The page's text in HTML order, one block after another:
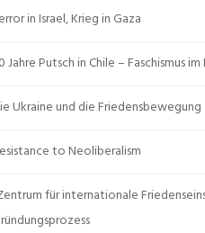
in Israel, Krieg in Gaza
Jahre Putsch in Chile – Faschismus
Ukraine und die Friedensbewegung
to Neoliberalism
für internationale